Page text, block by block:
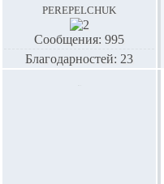
perepelchuk
Сообщения: 995
Благодарностей: 23